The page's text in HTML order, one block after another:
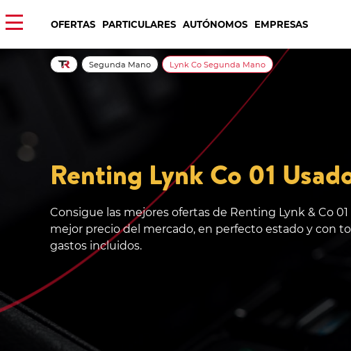
OFERTAS PARTICULARES AUTÓNOMOS EMPRESAS
Renting Lynk Co 01
Consigue las mejores ofertas de Renting Lynk & Co 01
mejor precio del mercado, en perfecto estado y con
gastos incluidos.
Segunda Mano Lynk Co Segunda Mano